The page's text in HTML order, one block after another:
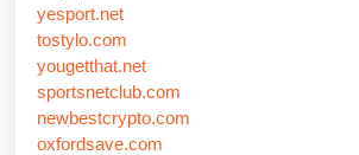
yesport.net
tostylo.com
yougetthat.net
sportsnetclub.com
newbestcrypto.com
oxfordsave.com